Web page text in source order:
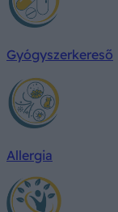
Gyógyszerkereső
Allergia